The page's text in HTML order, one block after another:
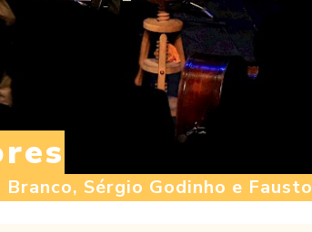
Sérgio Godinho e Fausto